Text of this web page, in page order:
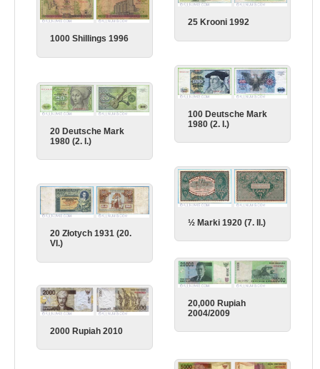
25 Krooni 1992
1000 Shillings 1996
100 Deutsche Mark
1980 (2. I.)
20 Deutsche Mark
1980 (2. I.)
½ Marki 1920 (7. II.)
20 Złotych 1931 (20.
VI.)
20,000 Rupiah
2004/2009
2000 Rupiah 2010